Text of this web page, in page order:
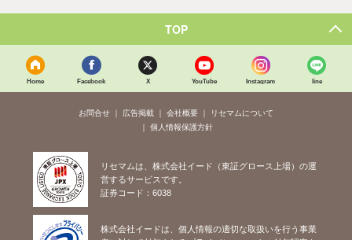
TOP
Home Facebook X YouTube Instagram line
お問合せ 広告掲載 会社概要
リセマムについて
個人情報保護方針
リセマムは、株式会社イード（東証グロース上場）の運
営するサービスです。
証券コード：6038
株式会社イードは、個人情報の適切な取扱いを行う事業